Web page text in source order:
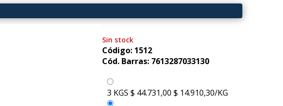
Sin stock
Código: 1512
Cód. Barras: 7613287033130
3 KGS $ 44.731,00 $ 14.910,30/KG